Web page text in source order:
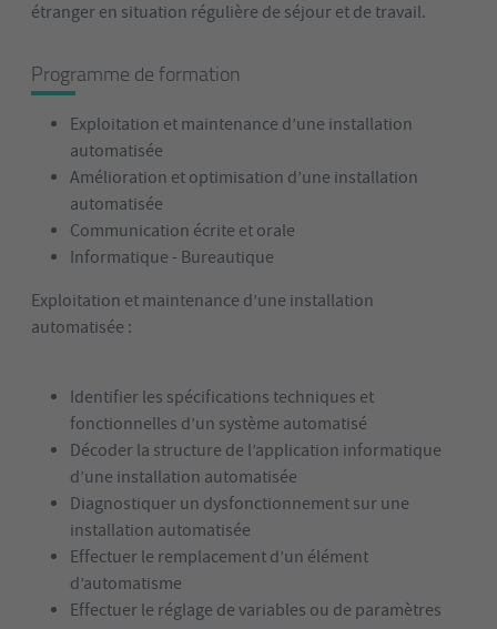
étranger en situation régulière de séjour et de travail.
Programme de formation
Exploitation et maintenance d’une installation
automatisée
Amélioration et optimisation d’une installation
automatisée
Communication écrite et orale
Informatique - Bureautique
Exploitation et maintenance d’une installation
automatisée :
Identifier les spécifications techniques et
fonctionnelles d’un système automatisé
Décoder la structure de l’application informatique
d’une installation automatisée
Diagnostiquer un dysfonctionnement sur une
installation automatisée
Effectuer le remplacement d’un élément
d’automatisme
Effectuer le réglage de variables ou de paramètres